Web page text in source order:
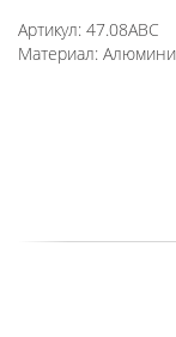
Артикул: 47.08ABC
Материал: